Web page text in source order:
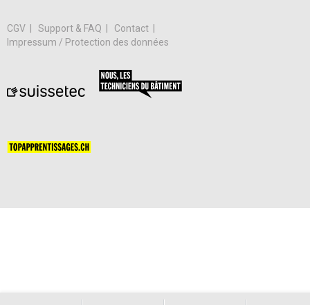
CGV Support & FAQ
Contact
Impressum / Protection des données